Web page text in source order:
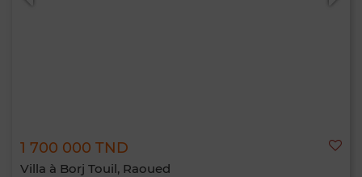
1 700 000 TND
Villa à Borj Touil, Raoued